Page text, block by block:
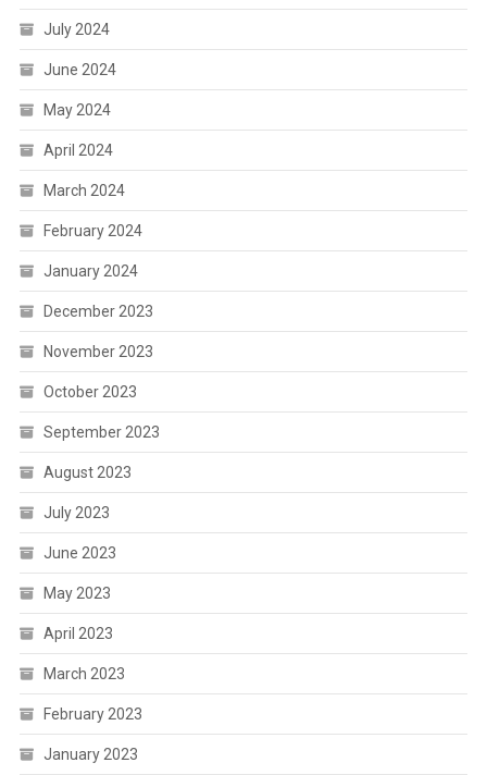
July 2024
June 2024
May 2024
April 2024
March 2024
February 2024
January 2024
December 2023
November 2023
October 2023
September 2023
August 2023
July 2023
June 2023
May 2023
April 2023
March 2023
February 2023
January 2023